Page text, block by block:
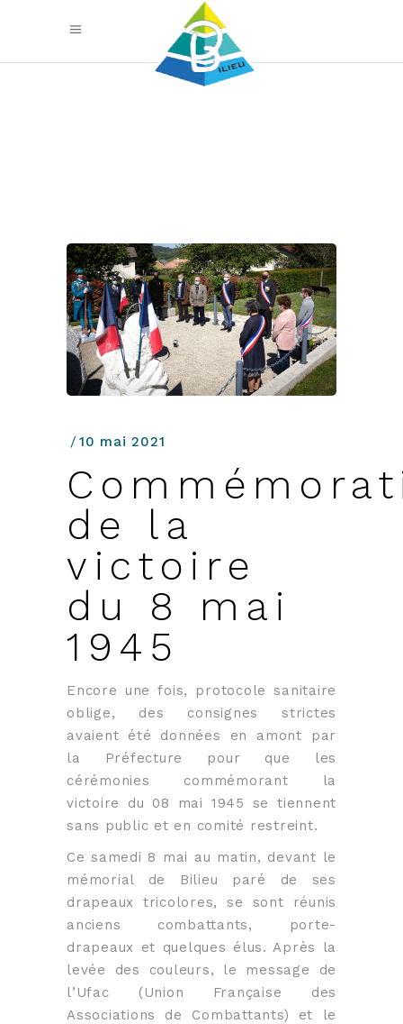
10 mai 2021
de la
victoire
du 8 mai
1945
Encore une fois, protocole sanitaire
oblige, des consignes strictes
avaient été données en amont par
la Préfecture pour que les
cérémonies commémorant la
victoire du 08 mai 1945 se tiennent
sans public et en comité restreint.
Ce samedi 8 mai au matin, devant le
mémorial de Bilieu paré de ses
drapeaux tricolores, se sont réunis
anciens combattants, porte-
drapeaux et quelques élus. Après la
levée des couleurs, le message de
l’Ufac (Union Française des
Associations de Combattants) et le